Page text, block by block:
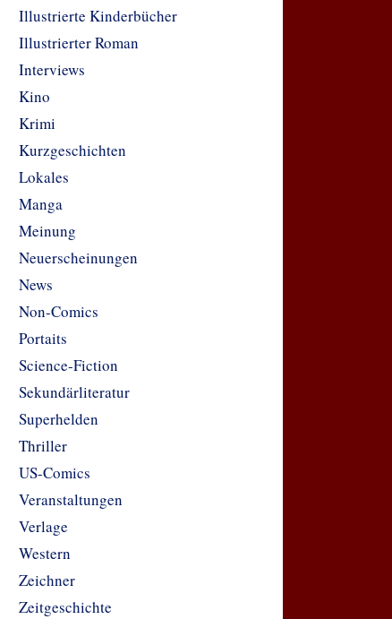
Illustrierte Kinderbücher
Illustrierter Roman
Interviews
Kino
Krimi
Kurzgeschichten
Lokales
Manga
Meinung
Neuerscheinungen
News
Non-Comics
Portaits
Science-Fiction
Sekundärliteratur
Superhelden
Thriller
US-Comics
Veranstaltungen
Verlage
Western
Zeichner
Zeitgeschichte